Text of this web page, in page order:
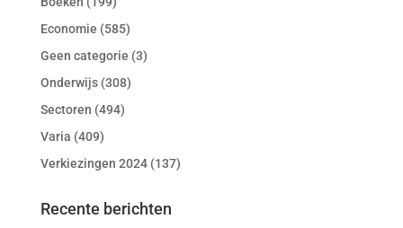
Economie (585)
Geen categorie (3)
Onderwijs(308)
Sectoren (494)
Varia (409)
Verkiezingen 2024(137)
Recente berichten